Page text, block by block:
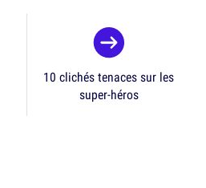
10 clichés tenaces sur les
super-héros